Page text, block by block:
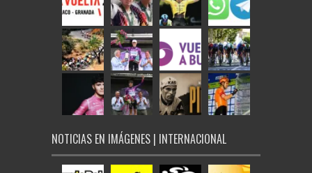
NOTICIAS EN IMÁGENES | INTERNACIONAL